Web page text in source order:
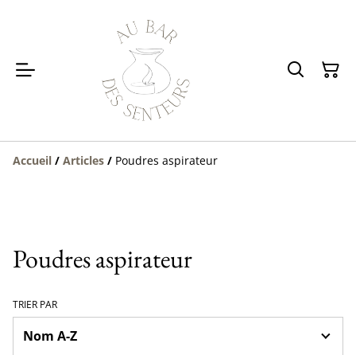
Accueil / Articles / Poudres aspirateur
Poudres aspirateur
TRIER PAR